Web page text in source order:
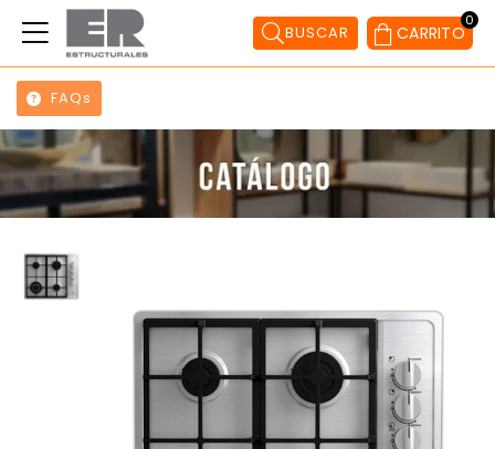
BUSCAR
0
CARRITO
FAQs